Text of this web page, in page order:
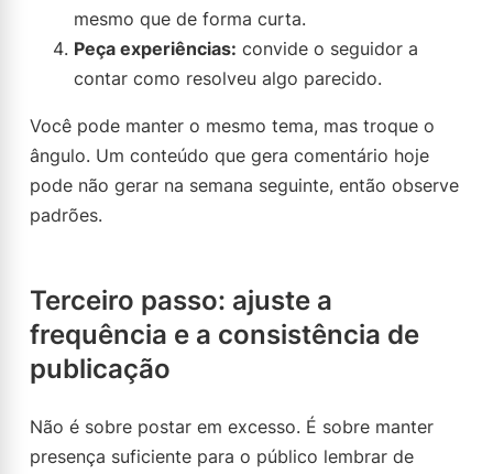
mesmo que de forma curta.
Peça experiências: convide o seguidor a
contar como resolveu algo parecido.
Você pode manter o mesmo tema, mas troque o
ângulo. Um conteúdo que gera comentário hoje
pode não gerar na semana seguinte, então observe
padrões.
Terceiro passo: ajuste a
frequência e a consistência de
publicação
Não é sobre postar em excesso. É sobre manter
presença suficiente para o público lembrar de